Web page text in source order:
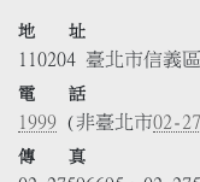
地 址
110204 臺北市信義
電 話
1999 (非臺北市02-
傳 真